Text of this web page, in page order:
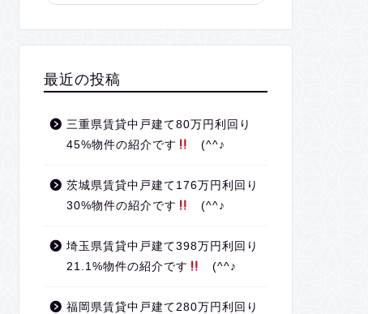
最近の投稿
三重県賃貸中戸建て80万円利回り
45%物件の紹介です
(^^♪
茨城県賃貸中戸建て176万円利回り
30%物件の紹介です
(^^♪
埼玉県賃貸中戸建て398万円利回り
21.1%物件の紹介です
(^^♪
福岡県賃貸中戸建て280万円利回り